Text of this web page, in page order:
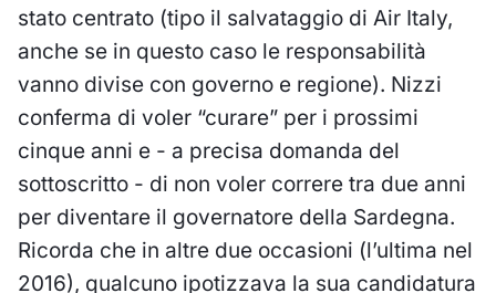
stato centrato (tipo il salvataggio di Air Italy,
anche se in questo caso le responsabilità
vanno divise con governo e regione). Nizzi
conferma di voler “curare” per i prossimi
cinque anni e - a precisa domanda del
sottoscritto - di non voler correre tra due anni
per diventare il governatore della Sardegna.
Ricorda che in altre due occasioni (l’ultima nel
2016), qualcuno ipotizzava la sua candidatura